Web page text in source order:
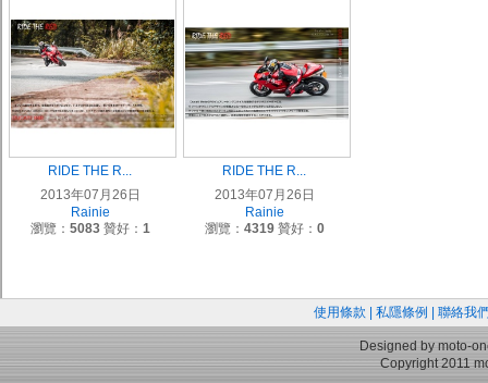
RIDE THE R...
2013年07月26日
Rainie
瀏覽： 5083贊好： 1
RIDE THE R...
2013年07月26日
Rainie
瀏覽： 4319贊好： 0
使用條款 私隱條例 聯絡我
Designed by moto-
Copyright 2011